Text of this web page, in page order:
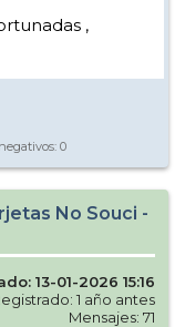
,
0
No Souci -
13-01-2026 15:16
1 año antes
Mensajes: 71